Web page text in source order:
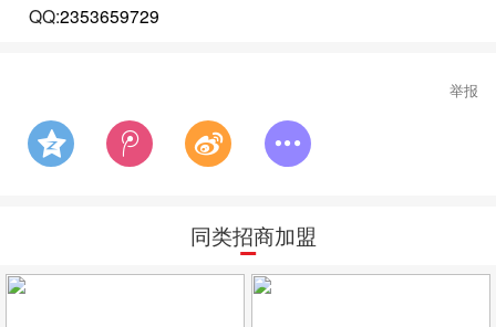
QQ:2353659729
举报
同类招商加盟